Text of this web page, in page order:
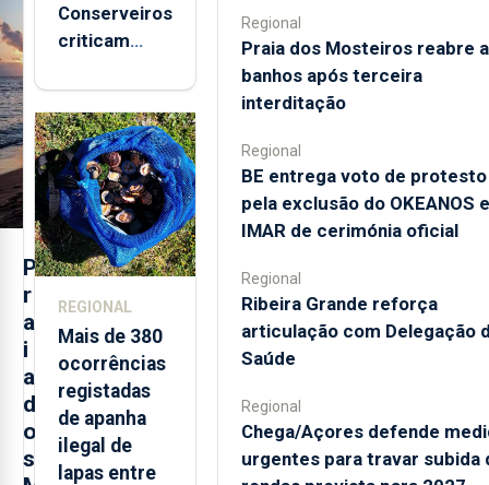
P
r
a
i
a
d
o
s
Conserveiros
criticam
brancas com
selo Marca
Açores
REGIONAL
Mais de 380
ocorrências
registadas
de apanha
ilegal de
lapas entre
Regional
Praia dos Mosteiros reabre a
banhos após terceira
interditação
Regional
BE entrega voto de protesto
pela exclusão do OKEANOS e
IMAR de cerimónia oficial
Regional
Ribeira Grande reforça
articulação com Delegação
Saúde
Regional
Chega/Açores defende
urgentes para travar subida